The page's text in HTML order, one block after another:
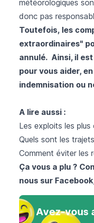
météorologiques
donc pas
Toutefois, les
extraordinaires"
annulé. Ainsi, il
pour vous aider,
indemnisation ou
A lire aussi :
Les exploits les plus
Quels sont les
Comment éviter les
Ça vous a plu ?
nous sur Facebook
Avez-vous